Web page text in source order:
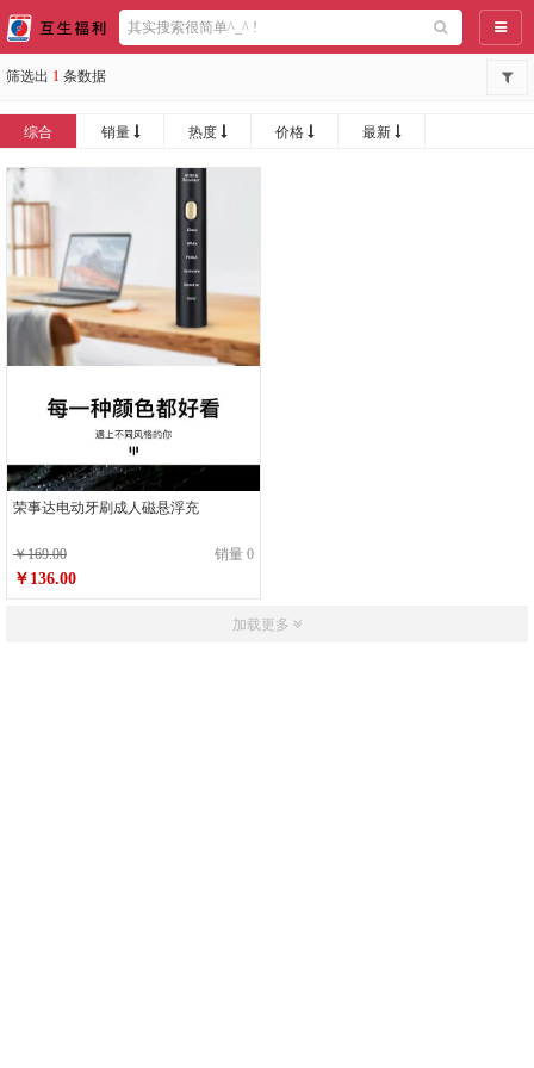
导航
筛选出 1 条数据
综合 销量 热度 价格 最新
荣事达电动牙刷成人磁悬浮充
￥169.00 销量 0
￥136.00
加载更多